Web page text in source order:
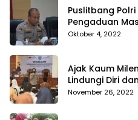
Puslitbang
Pengaduan
Meningkatkan
Oktober 4, 2022
Ajak Kaum
Lindungi Diri
November 26, 2022